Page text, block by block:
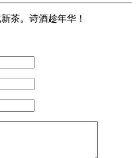
茶。诗酒趁年华！